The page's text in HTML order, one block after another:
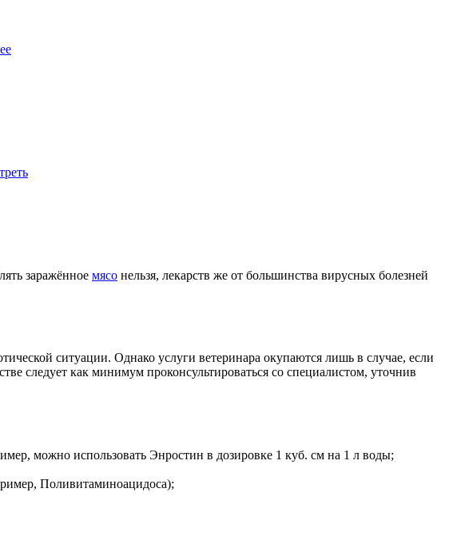
заражённое мясо нельзя, лекарств же от большинства вирусных болезней
ситуации. Однако услуги ветеринара окупаются лишь в случае, если
следует как минимум проконсультироваться со специалистом, уточнив
можно использовать Энростин в дозировке 1 куб. см на 1 л воды;
Поливитаминоацидоса);